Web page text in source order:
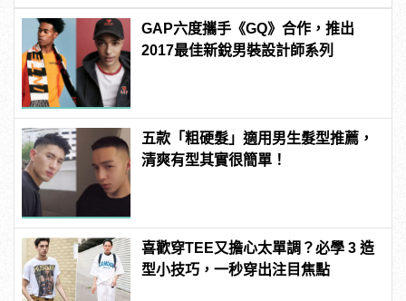
GAP六度攜手《GQ》合作，推出
2017最佳新銳男裝設計師系列
五款「粗硬髮」適用男生髮型推薦，
清爽有型其實很簡單！
喜歡穿TEE又擔心太單調？必學 3 造
型小技巧，一秒穿出注目焦點